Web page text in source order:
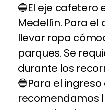
El eje cafetero
Medellín. Para
llevar ropa
parques. Se
durante los
Para el
recomendamos